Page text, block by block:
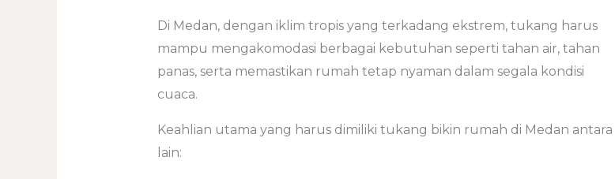
Di Medan, dengan iklim tropis yang terkadang ekstrem, tukang harus
mampu mengakomodasi berbagai kebutuhan seperti tahan air, tahan
panas, serta memastikan rumah tetap nyaman dalam segala kondisi
cuaca.
Keahlian utama yang harus dimiliki tukang bikin rumah di Medan antara
lain: